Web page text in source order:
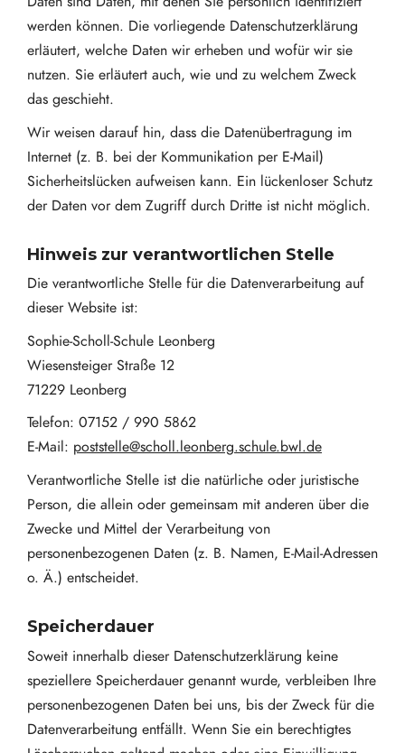
werden können. Die vorliegende Datenschutzerklärung
erläutert, welche Daten wir erheben und wofür wir sie
nutzen. Sie erläutert auch, wie und zu welchem Zweck
das geschieht.
Wir weisen darauf hin, dass die Datenübertragung im
Internet (z. B. bei der Kommunikation per E-Mail)
Sicherheitslücken aufweisen kann. Ein lückenloser Schutz
der Daten vor dem Zugriff durch Dritte ist nicht möglich.
Hinweis zur verantwortlichen Stelle
Die verantwortliche Stelle für die Datenverarbeitung auf
dieser Website ist:
Sophie-Scholl-Schule Leonberg
Wiesensteiger Straße 12
71229 Leonberg
Telefon: 07152 / 990 5862
E-Mail: poststelle@scholl.leonberg.schule.bwl.de
Verantwortliche Stelle ist die natürliche oder juristische
Person, die allein oder gemeinsam mit anderen über die
Zwecke und Mittel der Verarbeitung von
personenbezogenen Daten (z. B. Namen, E-Mail-Adressen
o. Ä.) entscheidet.
Speicherdauer
Soweit innerhalb dieser Datenschutzerklärung keine
speziellere Speicherdauer genannt wurde, verbleiben Ihre
personenbezogenen Daten bei uns, bis der Zweck für die
Datenverarbeitung entfällt. Wenn Sie ein berechtigtes